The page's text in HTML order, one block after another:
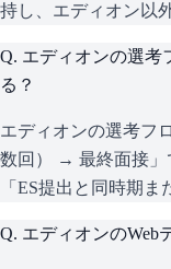
持し、エディオン以
Q. エディオンの選考
る？
エディオンの選考フ
数回） → 最終面接」
「ES提出と同時期ま
Q. エディオンのWeb